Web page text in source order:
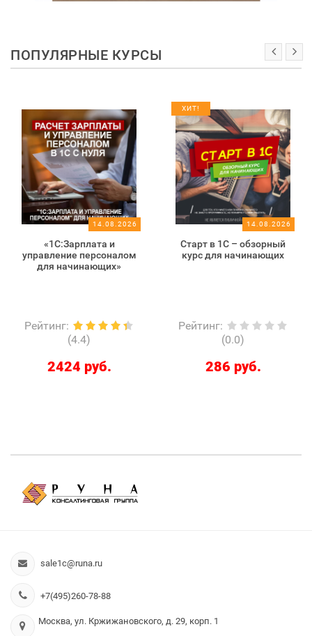
ПОПУЛЯРНЫЕ КУРСЫ
14.08.2026
«1С:Зарплата и
управление персоналом
для начинающих»
Рейтинг:
(4.4)
2424 руб.
ХИТ!
14.08.2026
Старт в 1С – обзорный
курс для начинающих
Рейтинг:
(0.0)
286 руб.
sale1c@runa.ru
+7(495)260-78-88
Москва, ул. Кржижановского, д. 29, корп. 1